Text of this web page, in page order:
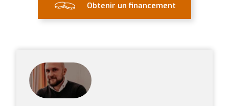
Obtenir un financement